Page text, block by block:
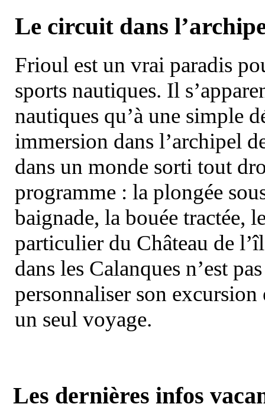
Le circuit dans
Frioul est un vrai paradis
sports nautiques. Il
nautiques qu’à une simple
immersion dans l’archipel
dans un monde sorti tout
programme : la plongée
baignade, la bouée tractée,
particulier du Château de
dans les Calanques n’est
personnaliser son
un seul voyage.
Les dernières infos